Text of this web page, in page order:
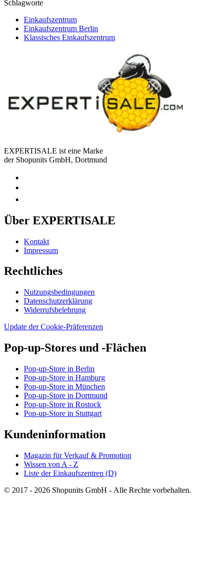
Schlagworte
Einkaufszentrum
Einkaufszentrum Berlin
Klassisches Einkaufszentrum
EXPERTISALE ist eine Marke
der Shopunits GmbH, Dortmund
Über EXPERTISALE
Kontakt
Impressum
Rechtliches
Nutzungsbedingungen
Datenschutzerklärung
Widerrufsbelehrung
Update der Cookie-Präferenzen
Pop-up-Stores und -Flächen
Pop-up-Store in Berlin
Pop-up-Store in Hamburg
Pop-up-Store in München
Pop-up-Store in Dortmund
Pop-up-Store in Rostock
Pop-up-Store in Stuttgart
Kundeninformation
Magazin für Verkauf & Promotion
Wissen von A - Z
Liste der Einkaufszentren (D)
© 2017 - 2026 Shopunits GmbH - Alle Rechte vorbehalten.